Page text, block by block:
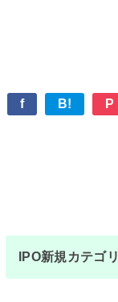
f B! P
IPO新規カテゴリ